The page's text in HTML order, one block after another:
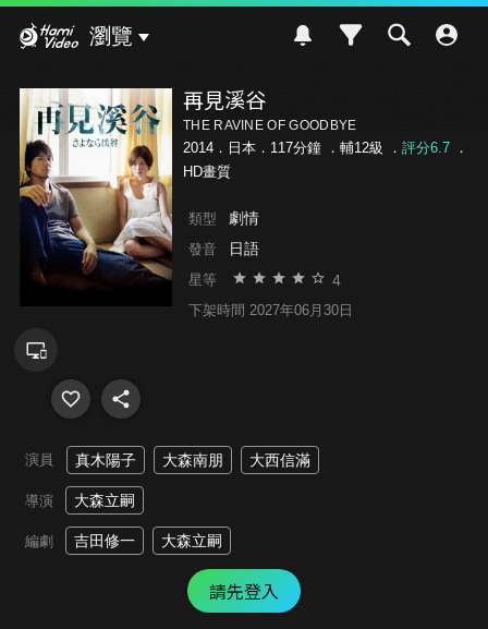
瀏覽
再見溪谷
THE RAVINE OF GOODBYE
2014．日本．117分鐘 ． 輔12級 ． 評分6.7．
HD畫質
類型 劇情
發音 日語
星等 4
下架時間 2027年06月30日
演員 真木陽子 大森南朋 大西信滿
導演 大森立嗣
編劇 吉田修一 大森立嗣
請先登入